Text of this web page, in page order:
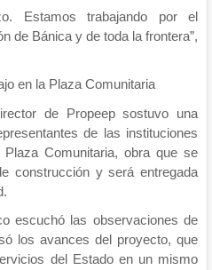
Estamos trabajando por el
de Bánica y de toda la frontera”,
en la Plaza Comunitaria
de Propeep sostuvo una
de las instituciones
Comunitaria, obra que se
construcción y será entregada
escuchó las observaciones de
los avances del proyecto, que
del Estado en un mismo